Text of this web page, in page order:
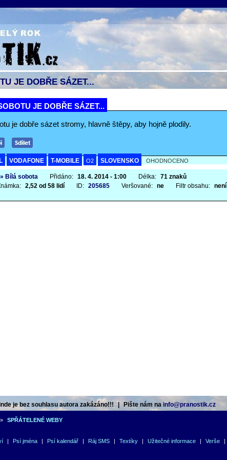
JE DOBŘE SÁZET...
JE DOBŘE SÁZET...
je dobře sázet stromy, hlavně štěpy, aby hojně plodily.
VODAFONE T-MOBILE O2 SLOVENSKO OHODNOCENO
» Bílá sobota Přidáno: 18. 4. 2014 - 1:00 Délka: 71 znaků
2,52 od 58 lidí ID: 205685 Veršované: ne Filtr obsahu: není
je bez souhlasu autora zakázáno!!! | Pište nám na info@pranostik.cz
» SPŘÁTELENÉ WEBY
| Psí jména | Psí kalendář | Ráj SMS | Textíky | Užitečné informace | Verše |